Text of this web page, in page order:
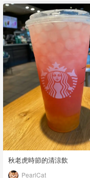
秋老虎時節的清涼飲
PearlCat